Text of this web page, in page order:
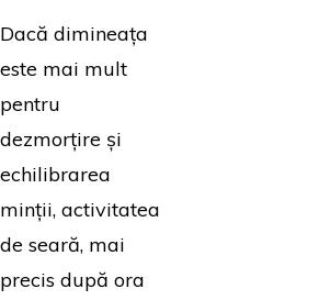
Dacă dimineața
este mai mult
pentru
dezmorțire și
echilibrarea
minții, activitatea
de seară, mai
precis după ora